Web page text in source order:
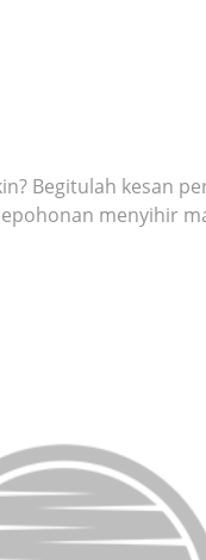
Begitulah kesan
menyihir